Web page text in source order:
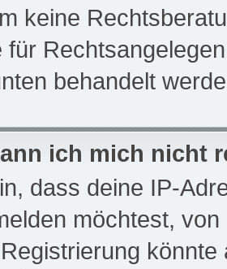
keine
für
behandelt
ich mich nicht
dass deine IP-
möchtest,